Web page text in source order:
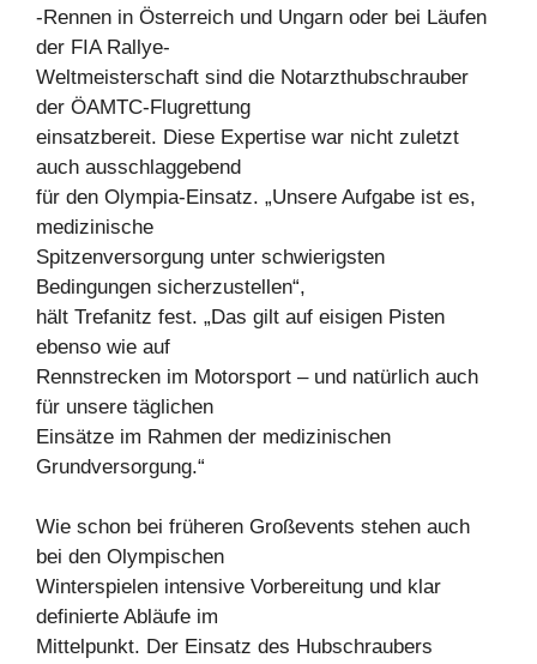
-Rennen in Österreich und Ungarn oder bei Läufen
der FIA Rallye-
Weltmeisterschaft sind die Notarzthubschrauber
der ÖAMTC-Flugrettung
einsatzbereit. Diese Expertise war nicht zuletzt
auch ausschlaggebend
für den Olympia-Einsatz. „Unsere Aufgabe ist es,
medizinische
Spitzenversorgung unter schwierigsten
Bedingungen sicherzustellen“,
hält Trefanitz fest. „Das gilt auf eisigen Pisten
ebenso wie auf
Rennstrecken im Motorsport – und natürlich auch
für unsere täglichen
Einsätze im Rahmen der medizinischen
Grundversorgung.“
Wie schon bei früheren Großevents stehen auch
bei den Olympischen
Winterspielen intensive Vorbereitung und klar
definierte Abläufe im
Mittelpunkt. Der Einsatz des Hubschraubers